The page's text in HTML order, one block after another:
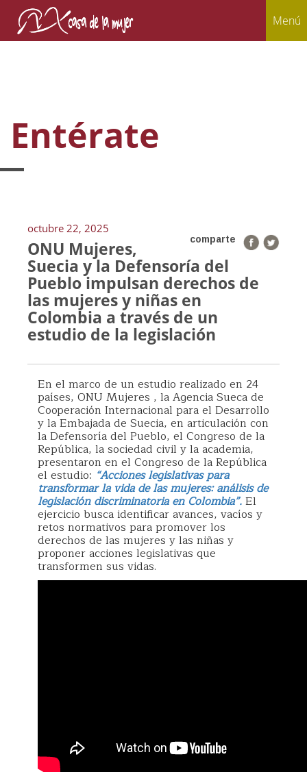
Menú
Entérate
octubre 22, 2025
comparte
ONU Mujeres,
Suecia y la Defensoría del
Pueblo impulsan derechos de
las mujeres y niñas en
Colombia a través de un
estudio de la legislación
En el marco de un estudio realizado en 24
países, ONU Mujeres , la Agencia Sueca de
Cooperación Internacional para el Desarrollo
y la Embajada de Suecia, en articulación con
la Defensoría del Pueblo, el Congreso de la
República, la sociedad civil y la academia,
presentaron en el Congreso de la República
el estudio: “Acciones legislativas para
transformar la vida de las mujeres: análisis de
legislación discriminatoria en Colombia”.El
ejercicio busca identificar avances, vacíos y
retos normativos para promover los
derechos de las mujeres y las niñas y
proponer acciones legislativas que
transformen sus vidas.